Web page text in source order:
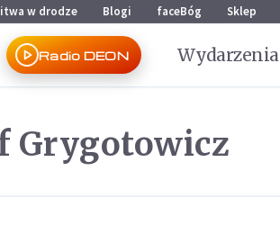
w drodze Blogi faceBóg Sklep
Radio DEON Wydarzenia
Grygotowicz